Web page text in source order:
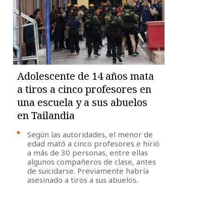
Adolescente de 14 años mata
a tiros a cinco profesores en
una escuela y a sus abuelos
en Tailandia
Según las autoridades, el menor de
edad mató a cinco profesores e hirió
a más de 30 personas, entre ellas
algunos compañeros de clase, antes
de suicidarse. Previamente habría
asesinado a tiros a sus abuelos.